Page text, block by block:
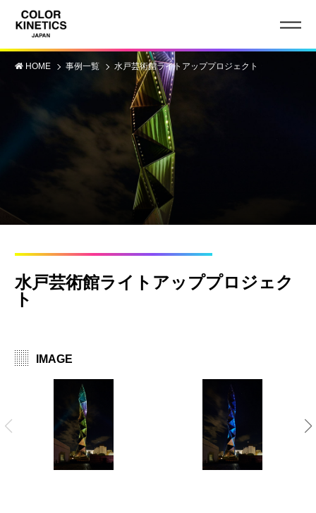
HOME 事例一覧 水戸芸術館ライトアッププロジェクト
水戸芸術館ライトアッププロジェク
ト
IMAGE